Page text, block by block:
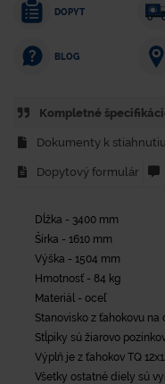
DOPYT
BLOG
Kompletné
Dokumenty k stiahnutiu
Dopytový formulár
Dĺžka - 3400 mm
Šírka - 1610 mm
Výška - 1504 mm
Hmotnosť - 84 kg
Materiál - oceľ
Stanovisko z ťahokovu na
Stĺpiky sú žiarovo
Výplň je z ťahokov TQ
Všetky ostatné diely sú